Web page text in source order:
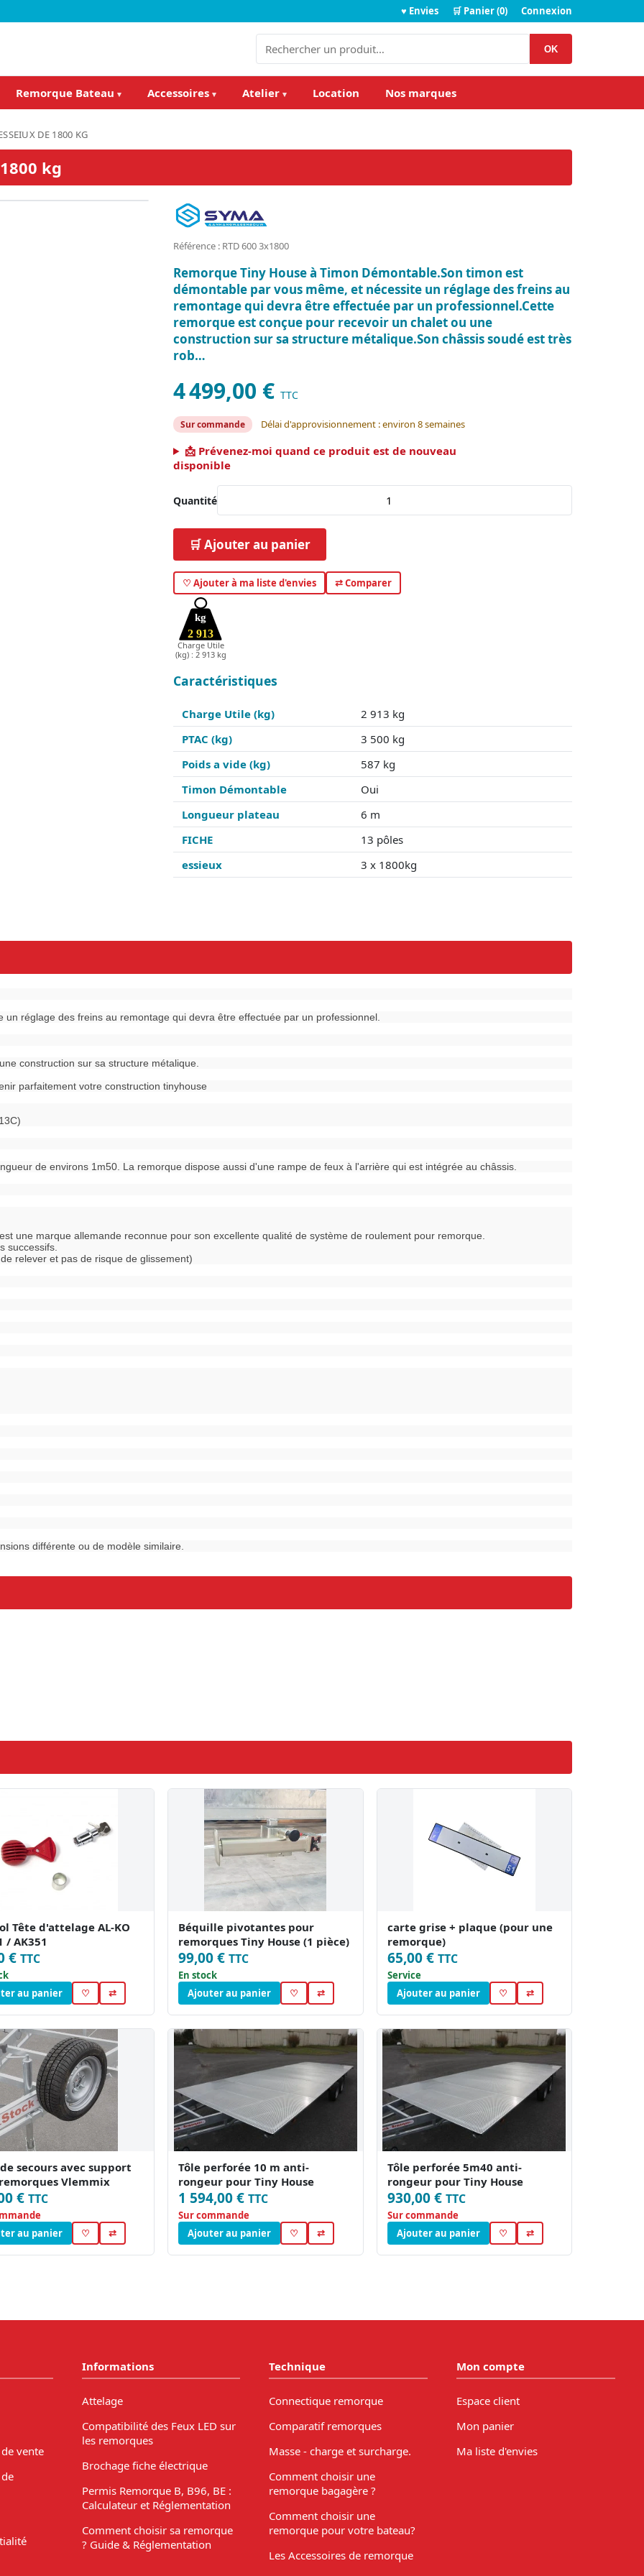
♥ Envies 🛒 Panier (0) Connexion
OK
Remorque Bateau ▾ Accessoires ▾ Atelier ▾ Location Nos marques
DE 1800 KG
kg
Référence : RTD 600 3x1800
Remorque Tiny House à Timon Démontable.Son timon est
démontable par vous même, et nécessite un réglage des freins au
remontage qui devra être effectuée par un professionnel.Cette
remorque est conçue pour recevoir un chalet ou une
construction sur sa structure métalique.Son châssis soudé est très
rob…
4 499,00 € TTC
Sur commande Délai d'approvisionnement : environ 8 semaines
📩 Prévenez-moi quand ce produit est de nouveau
disponible
Quantité
🛒 Ajouter au panier
♡ Ajouter à ma liste d'envies ⇄ Comparer
2 913
kg
Charge Utile
(kg) : 2 913 kg
Caractéristiques
Charge Utile (kg)
2 913 kg
PTAC (kg)
3 500 kg
Poids a vide (kg)
587 kg
Timon Démontable
Oui
Longueur plateau
6 m
FICHE
13 pôles
essieux
3 x 1800kg
réglage des freins au remontage qui devra être effectuée par un professionnel.
construction sur sa structure métalique.
parfaitement votre construction tinyhouse
de environs 1m50. La remorque dispose aussi d'une rampe de feux à l'arrière qui est intégrée au châssis.
une marque allemande reconnue pour son excellente qualité de système de roulement pour remorque.
successifs.
relever et pas de risque de glissement)
différente ou de modèle similaire.
Tête d'attelage AL-KO
/ AK351
€ TTC
au panier
♡ ⇄
Béquille pivotantes pour
remorques Tiny House (1 pièce)
99,00 € TTC
En stock
Ajouter au panier
♡ ⇄
carte grise + plaque (pour une
remorque)
65,00 € TTC
Service
Ajouter au panier
♡ ⇄
secours avec support
Vlemmix
€ TTC
au panier
♡ ⇄
Tôle perforée 10 m anti-
rongeur pour Tiny House
1 594,00 € TTC
Sur commande
Ajouter au panier
♡ ⇄
Tôle perforée 5m40 anti-
rongeur pour Tiny House
930,00 € TTC
Sur commande
Ajouter au panier
♡ ⇄
vente
Informations
Attelage
Compatibilité des Feux LED sur
les remorques
Brochage fiche électrique
Permis Remorque B, B96, BE :
Calculateur et Réglementation
Comment choisir sa remorque
? Guide & Réglementation
Technique
Connectique remorque
Comparatif remorques
Masse - charge et surcharge.
Comment choisir une
remorque bagagère ?
Comment choisir une
remorque pour votre bateau?
Les Accessoires de remorque
Mon compte
Espace client
Mon panier
Ma liste d'envies